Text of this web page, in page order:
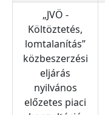
„JVÖ -
Költöztetés,
lomtalanítás”
közbeszerzési
eljárás
nyilvános
előzetes piaci